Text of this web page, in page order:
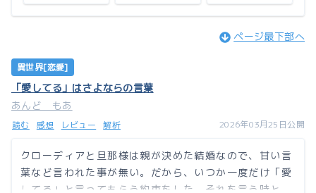
ページ最下部へ
異世界[恋愛]
「愛してる」はさよならの言葉
あんど もあ
読む 感想 レビュー 解析 2026年03月25日公開
クローディアと旦那様は親が決めた結婚なので、甘い言
葉など言われた事が無い。だから、いつか一度だけ「愛
してる」と言ってもらう約束をした。それを言う時と